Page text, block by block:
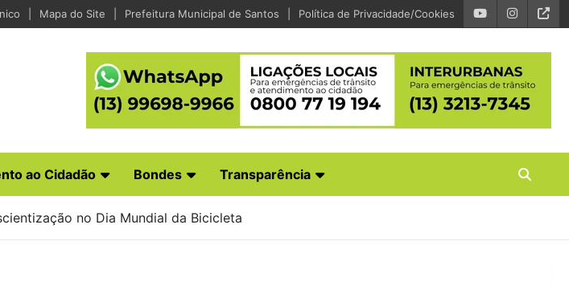
Mapa do Site Prefeitura Municipal de Santos Política de Privacidade/Cookies
ao Cidadão Bondes Transparência
no Dia Mundial da Bicicleta